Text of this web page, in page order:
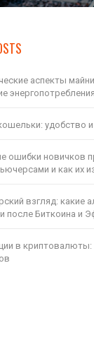
аспекты
энергопотребления
удобство
ошибки новичков
и как их
взгляд: какие
после Биткоина и
в криптовалюты: